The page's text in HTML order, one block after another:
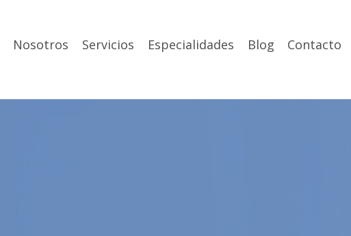
Nosotros Servicios Especialidades Blog Contacto